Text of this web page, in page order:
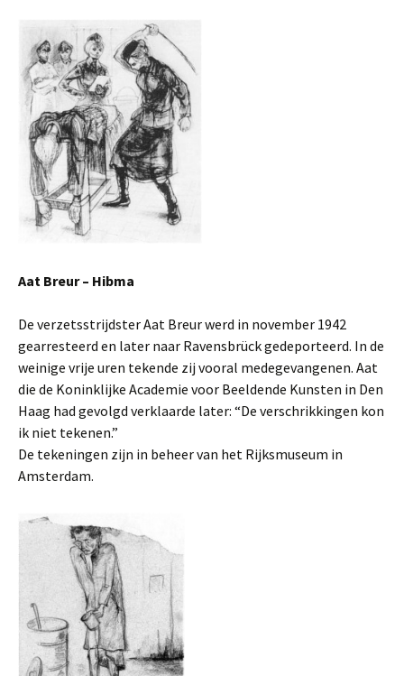
Aat Breur – Hibma
De verzetsstrijdster Aat Breur werd in november 1942
gearresteerd en later naar Ravensbrück gedeporteerd. In de
weinige vrije uren tekende zij vooral medegevangenen. Aat
die de Koninklijke Academie voor Beeldende Kunsten in Den
Haag had gevolgd verklaarde later: “De verschrikkingen kon
ik niet tekenen.”
De tekeningen zijn in beheer van het Rijksmuseum in
Amsterdam.